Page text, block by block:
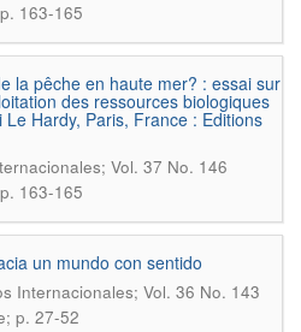
163-165
la pêche en haute mer? : essai sur
des ressources biologiques
Hardy, Paris, France : Editions
Vol. 37 No. 146
163-165
un mundo con sentido
Internacionales; Vol. 36 No. 143
p. 27-52